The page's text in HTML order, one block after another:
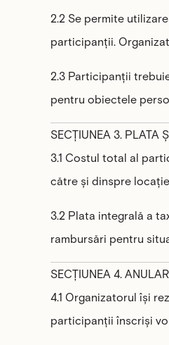
2.2 Se permite
participanții.
2.3 Participanții
pentru obiectele
SECȚIUNEA 3. PLATA
3.1 Costul total al
către și dinspre
3.2 Plata integrală a
rambursări pentru
SECȚIUNEA 4.
4.1 Organizatorul își
participanții înscriși